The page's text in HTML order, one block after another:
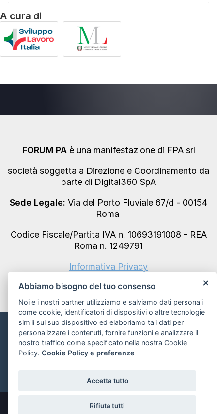
A cura di
FORUM PAè una manifestazione di FPA srl
società soggetta a Direzione e Coordinamento da
parte di Digital360 SpA
Sede Legale: Via del Porto Fluviale 67/d - 00154
Roma
Codice Fiscale/Partita IVA n. 10693191008 - REA
Roma n. 1249791
Informativa Privacy
Informativa sui Cookie e preferenze
Powered by
Abbiamo bisogno del tuo consenso
Noi e i nostri partner utilizziamo e salviamo dati personali
come cookie, identificatori di dispositivi o altre tecnologie
simili sul suo dispositivo ed elaboriamo tali dati per
personalizzare i contenuti, fornire funzioni e analizzare il
nostro traffico come specificato nella nostra Cookie
Policy.Cookie Policy e preferenze
Accetta tutto
Rifiuta tutti